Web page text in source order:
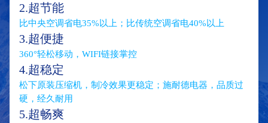
2.超节能
比中央空调省电35%以上；比传统空调省电40%以上
3.超便捷
360°轻松移动，WIFI链接掌控
4.超稳定
松下原装压缩机，制冷效果更稳定；施耐德电器，品质过
硬，经久耐用
5.超畅爽